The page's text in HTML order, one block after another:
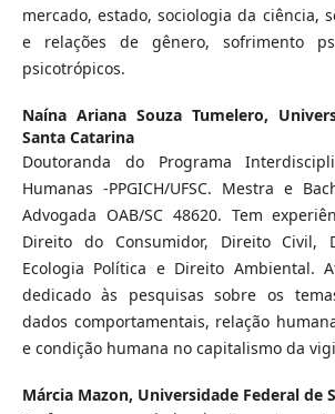
mercado, estado, sociologia da ciência,
e relações de gênero, sofrimento
psicotrópicos.
Naína Ariana Souza Tumelero,
Santa Catarina
Doutoranda do Programa
Humanas -PPGICH/UFSC. Mestra e
Advogada OAB/SC 48620. Tem
Direito do Consumidor, Direito Civil,
Ecologia Política e Direito Ambiental.
dedicado às pesquisas sobre os
dados comportamentais, relação
e condição humana no capitalismo da
Márcia Mazon, Universidade Federal de